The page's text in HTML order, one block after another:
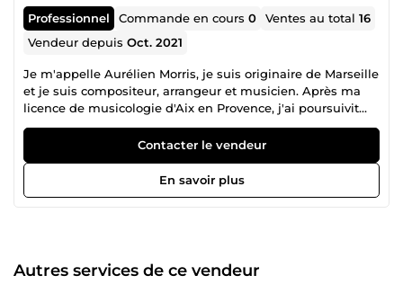
Professionnel Commande en cours0 Ventes au total16
Vendeur depuisOct. 2021
Je m'appelle Aurélien Morris, je suis originaire de Marseille
et je suis compositeur, arrangeur et musicien. Après ma
licence de musicologie d'Aix en Provence, j'ai poursuivit
avec un master cinéma dans le parcours musique à
l'image à Aubagne. J'ai débuté la musique dès l'enfance
par le piano puis j'ai appris la batterie à l'âge de treize ans.
Depuis 2021, Je suis compositeur, arrangeur et musicien à
plein temps et j'accompagne des talents dans leurs
Contacter le vendeur
En savoir plus
Autres services de ce vendeur